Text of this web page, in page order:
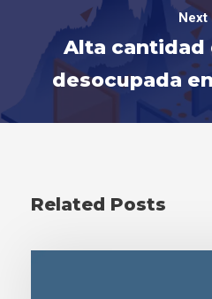
Next
Alta cantidad
desocupada
Related Posts